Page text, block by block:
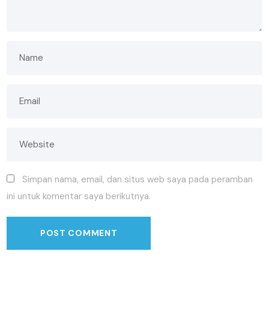
Simpan nama, email, dan situs web saya pada peramban
ini untuk komentar saya berikutnya.